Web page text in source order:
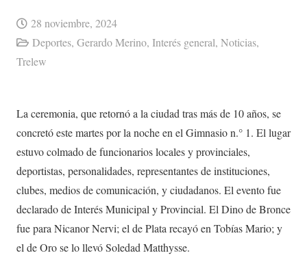
28 noviembre, 2024
Deportes, Gerardo Merino, Interés general, Noticias,
Trelew
La ceremonia, que retornó a la ciudad tras más de 10 años, se
concretó este martes por la noche en el Gimnasio n.° 1. El lugar
estuvo colmado de funcionarios locales y provinciales,
deportistas, personalidades, representantes de instituciones,
clubes, medios de comunicación, y ciudadanos. El evento fue
declarado de Interés Municipal y Provincial. El Dino de Bronce
fue para Nicanor Nervi; el de Plata recayó en Tobías Mario; y
el de Oro se lo llevó Soledad Matthysse.